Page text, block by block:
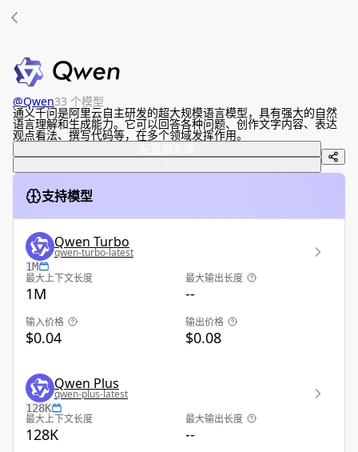
@Qwen33 个模型
通义千问是阿里云自主研发的超大规模语言模型，具有强大的自然
语言理解和生成能力。它可以回答各种问题、创作文字内容、表达
观点看法、撰写代码等，在多个领域发挥作用。
支持模型
Qwen Turbo
qwen-turbo-latest
1M
最大上下文长度
1M
最大输出长度
--
输入价格
$0.04
输出价格
$0.08
Qwen Plus
qwen-plus-latest
128K
最大上下文长度
128K
最大输出长度
--